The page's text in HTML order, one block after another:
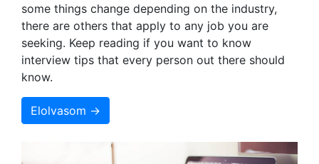
some things change depending on the industry,
there are others that apply to any job you are
seeking. Keep reading if you want to know
interview tips that every person out there should
know.
Elolvasom →